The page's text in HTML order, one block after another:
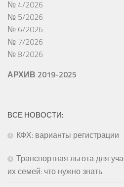
№ 4/2026
№ 5/2026
№ 6/2026
№ 7/2026
№ 8/2026
АРХИВ 2019-2025
ВСЕ НОВОСТИ:
КФХ: варианты регистрации
Транспортная льгота для
их семей: что нужно знать